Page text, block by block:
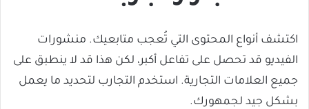
اكتشف أنواع المحتوى التي تُعجب متابعيك. منشورات
الفيديو قد تحصل على تفاعل أكبر، لكن هذا قد لا ينطبق على
جميع العلامات التجارية. استخدم التجارب لتحديد ما يعمل
بشكل جيد لجمهورك.